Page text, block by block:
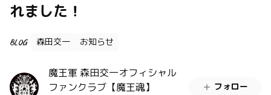
れました！
BLOG 森田交一 お知らせ
魔王軍 森田交一オフィシャル
ファンクラブ【魔王魂】
フォロー